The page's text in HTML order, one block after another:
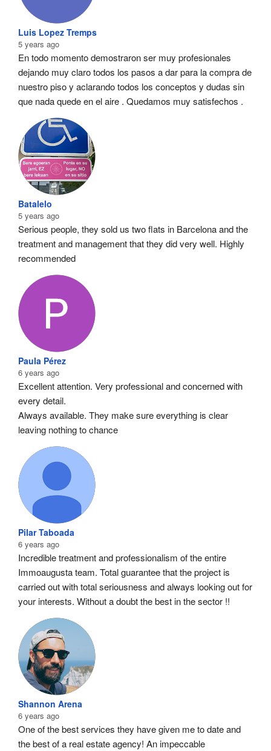
Luis Lopez Tremps
5 years ago
En todo momento demostraron ser muy profesionales
dejando muy claro todos los pasos a dar para la compra de
nuestro piso y aclarando todos los conceptos y dudas sin
que nada quede en el aire . Quedamos muy satisfechos .
Batalelo
5 years ago
Serious people, they sold us two flats in Barcelona and the
treatment and management that they did very well. Highly
recommended
Paula Pérez
6 years ago
Excellent attention. Very professional and concerned with
every detail.
Always available. They make sure everything is clear
leaving nothing to chance
Pilar Taboada
6 years ago
Incredible treatment and professionalism of the entire
Immoaugusta team. Total guarantee that the project is
carried out with total seriousness and always looking out for
your interests. Without a doubt the best in the sector !!
Shannon Arena
6 years ago
One of the best services they have given me to date and
the best of a real estate agency! An impeccable